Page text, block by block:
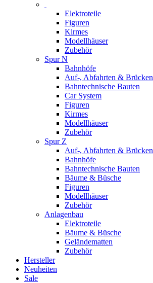
Elektroteile
Figuren
Kirmes
Modellhäuser
Zubehör
Spur N
Bahnhöfe
Auf-, Abfahrten & Brücken
Bahntechnische Bauten
Car System
Figuren
Kirmes
Modellhäuser
Zubehör
Spur Z
Auf-, Abfahrten & Brücken
Bahnhöfe
Bahntechnische Bauten
Bäume & Büsche
Figuren
Modellhäuser
Zubehör
Anlagenbau
Elektroteile
Bäume & Büsche
Geländematten
Zubehör
Hersteller
Neuheiten
Sale